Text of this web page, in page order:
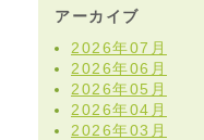
アーカイブ
2026年07月
2026年06月
2026年05月
2026年04月
2026年03月